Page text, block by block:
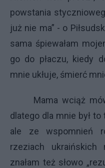
powstania
już nie ma” - o
sama śpiewałam
go do płaczu, kiedy
mnie ukłuje, śmierć
Mama wciąż
dlatego dla mnie był
ale ze wspomnień
rzeziach ukraińskich
znałam też słowo